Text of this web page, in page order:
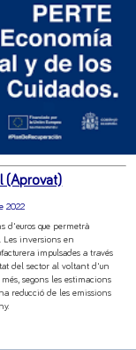
(Aprovat)
2022
d'euros que permetrà
Les inversions en
impulsades a través
del sector al voltant d'un
segons les estimacions
reducció de les emissions